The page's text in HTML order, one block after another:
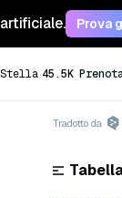
Prova
Stella 45.5K
Tradotto da